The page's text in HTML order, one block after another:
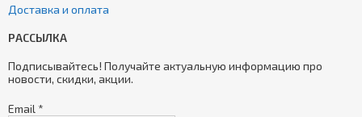
Доставка и оплата
РАССЫЛКА
Подписывайтесь! Получайте актуальную информацию про
новости, скидки, акции.
Email *